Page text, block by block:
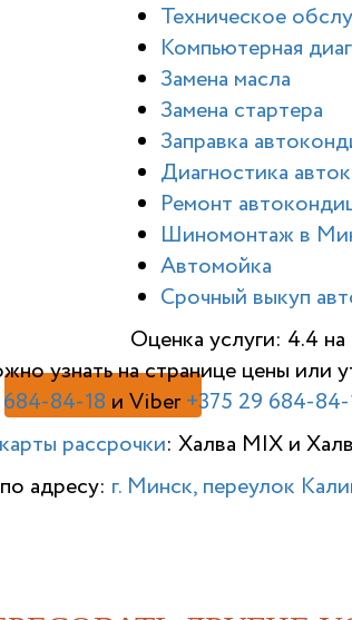
Техническое
Компьютерная
Замена масла
Замена стартера
Заправка
Диагностика
Ремонт
Шиномонтаж в
Автомойка
Срочный выкуп
узнать на странице цены
84-18 и Viber+375 29 684-84-
карты рассрочки: Халва MIX и
адресу: г. Минск, переулок
Оценка услуги: 4.4